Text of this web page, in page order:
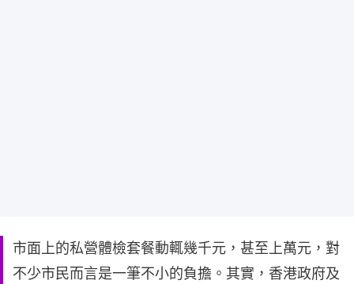
市面上的私營體檢套餐動輒幾千元，甚至上萬元，對
不少市民而言是一筆不小的負擔。其實，香港政府及